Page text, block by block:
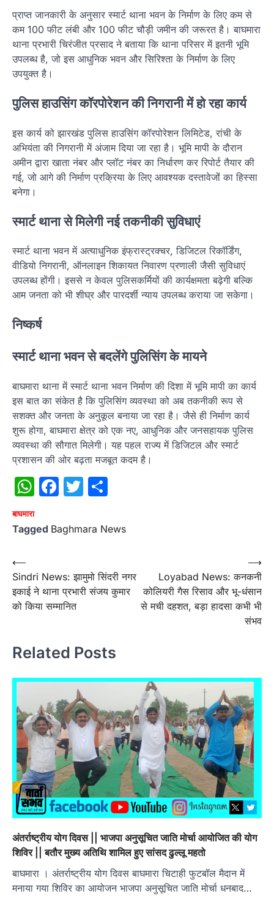
प्राप्त जानकारी के अनुसार स्मार्ट थाना भवन के निर्माण के लिए कम से
कम 100 फीट लंबी और 100 फीट चौड़ी जमीन की जरूरत है। बाघमारा
थाना प्रभारी चिरंजीत प्रसाद ने बताया कि थाना परिसर में इतनी भूमि
उपलब्ध है, जो इस आधुनिक भवन और सिरिश्ता के निर्माण के लिए
उपयुक्त है।
पुलिस हाउसिंग कॉरपोरेशन की निगरानी में हो रहा कार्य
इस कार्य को झारखंड पुलिस हाउसिंग कॉरपोरेशन लिमिटेड, रांची के
अभियंता की निगरानी में अंजाम दिया जा रहा है। भूमि मापी के दौरान
अमीन द्वारा खाता नंबर और प्लॉट नंबर का निर्धारण कर रिपोर्ट तैयार की
गई, जो आगे की निर्माण प्रक्रिया के लिए आवश्यक दस्तावेजों का हिस्सा
बनेगा।
स्मार्ट थाना से मिलेगी नई तकनीकी सुविधाएं
स्मार्ट थाना भवन में अत्याधुनिक इंफ्रास्ट्रक्चर, डिजिटल रिकॉर्डिंग,
वीडियो निगरानी, ऑनलाइन शिकायत निवारण प्रणाली जैसी सुविधाएं
उपलब्ध होंगी। इससे न केवल पुलिसकर्मियों की कार्यक्षमता बढ़ेगी बल्कि
आम जनता को भी शीघ्र और पारदर्शी न्याय उपलब्ध कराया जा सकेगा।
निष्कर्ष
स्मार्ट थाना भवन से बदलेंगे पुलिसिंग के मायने
बाघमारा थाना में स्मार्ट थाना भवन निर्माण की दिशा में भूमि मापी का कार्य
इस बात का संकेत है कि पुलिसिंग व्यवस्था को अब तकनीकी रूप से
सशक्त और जनता के अनुकूल बनाया जा रहा है। जैसे ही निर्माण कार्य
शुरू होगा, बाघमारा क्षेत्र को एक नए, आधुनिक और जनसहायक पुलिस
व्यवस्था की सौगात मिलेगी। यह पहल राज्य में डिजिटल और स्मार्ट
प्रशासन की ओर बढ़ता मजबूत कदम है।
WhatsApp
Facebook
Twitter
बाघमारा
Tagged Baghmara News
Post
navigation
⟵
Sindri News: झामुमो सिंदरी नगर
इकाई ने थाना प्रभारी संजय कुमार
को किया सम्मानित
Loyabad News: कनकनी
कोलियरी गैस रिसाव और भू-धंसान
से मची दहशत, बड़ा हादसा कभी भी
संभव
⟶
Related Posts
अंतर्राष्ट्रीय योग दिवस || भाजपा अनुसूचित जाति मोर्चा आयोजित की योग
शिविर || बतौर मुख्य अतिथि शामिल हुए सांसद ढुल्लू महतो
बाघमारा । अंतर्राष्ट्रीय योग दिवस बाघमारा चिटाही फुटबॉल मैदान में
मनाया गया शिविर का आयोजन भाजपा अनुसूचित जाति मोर्चा धनबाद…